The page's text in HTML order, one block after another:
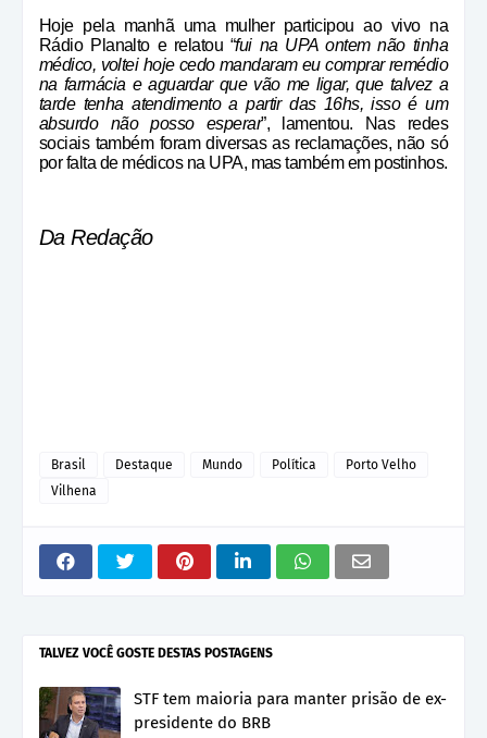
Hoje pela manhã uma mulher participou ao vivo na
Rádio Planalto e relatou “fui na UPA ontem não tinha
médico, voltei hoje cedo mandaram eu comprar remédio
na farmácia e aguardar que vão me ligar, que talvez a
tarde tenha atendimento a partir das 16hs, isso é um
absurdo não posso esperar”, lamentou. Nas redes
sociais também foram diversas as reclamações, não só
por falta de médicos na UPA, mas também em postinhos.
Da Redação
Brasil Destaque Mundo Política
Porto Velho
Vilhena
TALVEZ VOCÊ GOSTE DESTAS POSTAGENS
STF tem maioria para manter prisão de ex-
presidente do BRB